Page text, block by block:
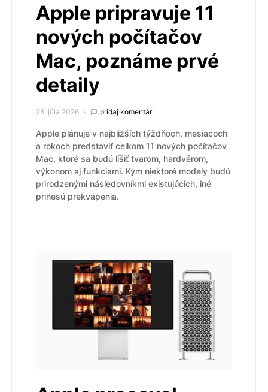
Apple pripravuje 11
nových počítačov
Mac, poznáme prvé
detaily
28. júla 2026 pridaj komentár
Apple plánuje v najbližších týždňoch, mesiacoch
a rokoch predstaviť celkom 11 nových počítačov
Mac, ktoré sa budú líšiť tvarom, hardvérom,
výkonom aj funkciami. Kým niektoré modely budú
prirodzenými následovníkmi existujúcich, iné
prinesú prekvapenia.